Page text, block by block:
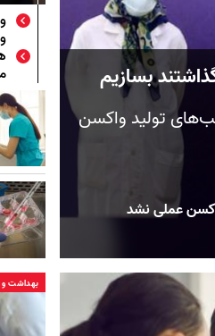
بسازیم
تولید واکسن
عملی نشد
بهداشت و